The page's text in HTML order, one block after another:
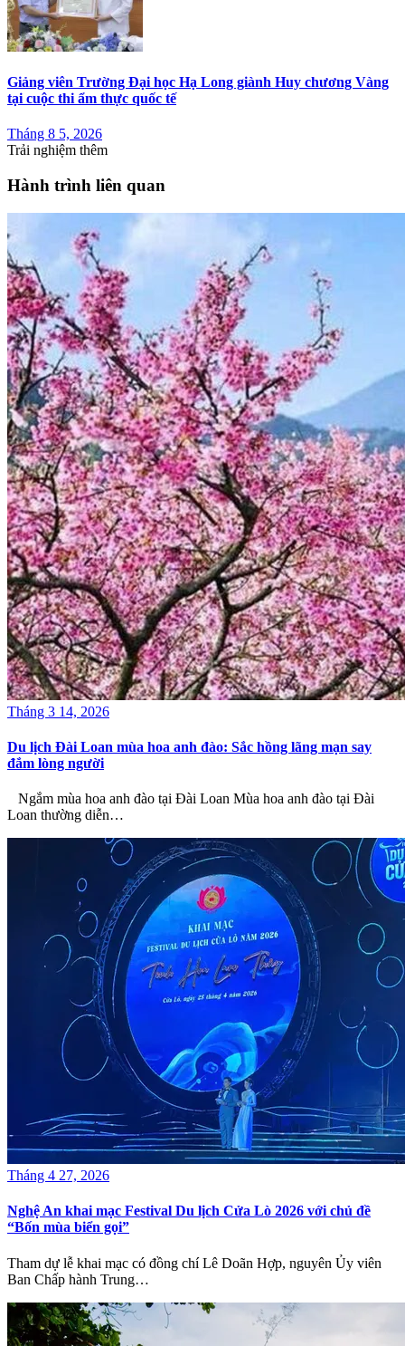
Giảng viên Trường Đại học Hạ Long giành Huy chương Vàng
tại cuộc thi ẩm thực quốc tế
Tháng 8 5, 2026
Trải nghiệm thêm
Hành trình liên quan
Tháng 3 14, 2026
Du lịch Đài Loan mùa hoa anh đào: Sắc hồng lãng mạn say
đắm lòng người
Ngắm mùa hoa anh đào tại Đài Loan Mùa hoa anh đào tại Đài
Loan thường diễn…
Tháng 4 27, 2026
Nghệ An khai mạc Festival Du lịch Cửa Lò 2026 với chủ đề
“Bốn mùa biển gọi”
Tham dự lễ khai mạc có đồng chí Lê Doãn Hợp, nguyên Ủy viên
Ban Chấp hành Trung…